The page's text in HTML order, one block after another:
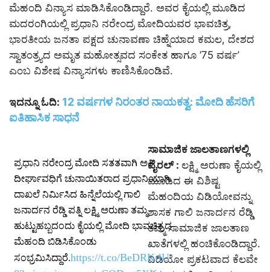
ಮೆಹಂದಿ ವಿನ್ಯಾಸ ಮಾಡಿಸಿಕೊಂಡಿದ್ದಾರೆ. ಅವರ ಕೈಯಲ್ಲಿ ಮೂಡಿದ
ಮದರಂಗಿಯಲ್ಲಿ ಪ್ರಧಾನಿ ನರೇಂದ್ರ ಮೋದಿಯವರ ಭಾವಚಿತ್ರ,
ಭಾರತೀಯ ಜನತಾ ಪಕ್ಷದ ಚುನಾವಣಾ ಚಿಹ್ನೆಯಾದ ಕಮಲ, ದೇಶದ
ಸ್ವಾತಂತ್ರ್ಯದ ಅಮೃತ ಮಹೋತ್ಸವದ ಸಂಕೇತ ಹಾಗೂ ‘75 ವರ್ಷ’
ಎಂಬ ವಿಶೇಷ ವಿನ್ಯಾಸಗಳು ಕಾಣಿಸಿಕೊಂಡಿವೆ.
ಇದನ್ನೂ ಓದಿ: 12 ವರ್ಷಗಳ ನಿರಂತರ ನಾಯಕತ್ವ: ಮೋದಿ ಹೆಸರಿಗೆ
ಐತಿಹಾಸಿಕ ಸಾಧನೆ
ಪ್ರಧಾನಿ ನರೇಂದ್ರ ಮೋದಿ ಸತತವಾಗಿ ಅತಿ
ದೀರ್ಘಾವಧಿಗೆ ಚುನಾಯಿತರಾದ ಪ್ರಧಾನಿಯಾಗಿ
ದಾಖಲೆ ನಿರ್ಮಿಸಿದ ಹಿನ್ನೆಲೆಯಲ್ಲಿ ಗಾಲಿ
ಜನಾರ್ದನ ರೆಡ್ಡಿ ಪತ್ನಿ ಲಕ್ಷ್ಮಿ ಅರುಣಾ ತಮ್ಮ
ಹುಟ್ಟುಹಬ್ಬದಂದು ಕೈಯಲ್ಲಿ ಮೋದಿ ಭಾವಚಿತ್ರದ
ಮೆಹಂದಿ ಬಿಡಿಸಿಕೊಂಡು
ಸಂಭ್ರಮಿಸಿದ್ದಾರೆ.https://t.co/BeDRKrlU
ಸಾಮಾಜಿಕ ಜಾಲತಾಣಗಳಲ್ಲಿ
ವೈರಲ್ : ಲಕ್ಷ್ಮಿ ಅರುಣಾ ಕೈಯಲ್ಲಿ
ಮೂಡಿದ ಈ ವಿಶಿಷ್ಟ
ಮೆಹಂದಿಯ ವಿಡಿಯೋವನ್ನು
ಶಾಸಕ ಗಾಲಿ ಜನಾರ್ದನ ರೆಡ್ಡಿ
ತಮ್ಮ ಸಾಮಾಜಿಕ ಜಾಲತಾಣ
ಖಾತೆಗಳಲ್ಲಿ ಹಂಚಿಕೊಂಡಿದ್ದಾರೆ.
ವಿಡಿಯೋ ಪ್ರಕಟವಾದ ಕೆಲವೇ